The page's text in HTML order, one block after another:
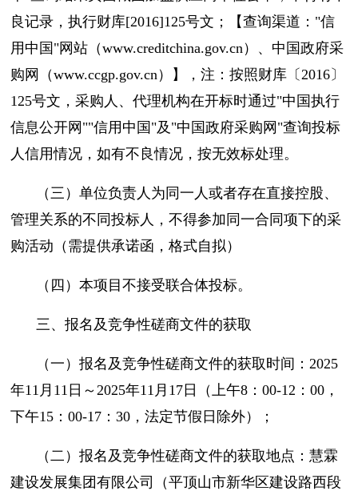
良记录，执行财库[2016]125号文；【查询渠道："信
用中国"网站（www.creditchina.gov.cn）、中国政府采
购网（www.ccgp.gov.cn）】，注：按照财库〔2016〕
125号文，采购人、代理机构在开标时通过"中国执行
信息公开网""信用中国"及"中国政府采购网"查询投标
人信用情况，如有不良情况，按无效标处理。
（三）单位负责人为同一人或者存在直接控股、
管理关系的不同投标人，不得参加同一合同项下的采
购活动（需提供承诺函，格式自拟）
（四）本项目不接受联合体投标。
三、报名及竞争性磋商文件的获取
（一）报名及竞争性磋商文件的获取时间：2025
年11月11日～2025年11月17日（上午8：00-12：00，
下午15：00-17：30，法定节假日除外）；
（二）报名及竞争性磋商文件的获取地点：慧霖
建设发展集团有限公司（平顶山市新华区建设路西段